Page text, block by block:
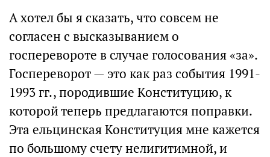
А хотел бы я сказать, что совсем не
согласен с высказыванием о
госперевороте в случае голосования «за».
Госпереворот — это как раз события 1991-
1993 гг., породившие Конституцию, к
которой теперь предлагаются поправки.
Эта ельцинская Конституция мне кажется
по большому счету нелигитимной, и